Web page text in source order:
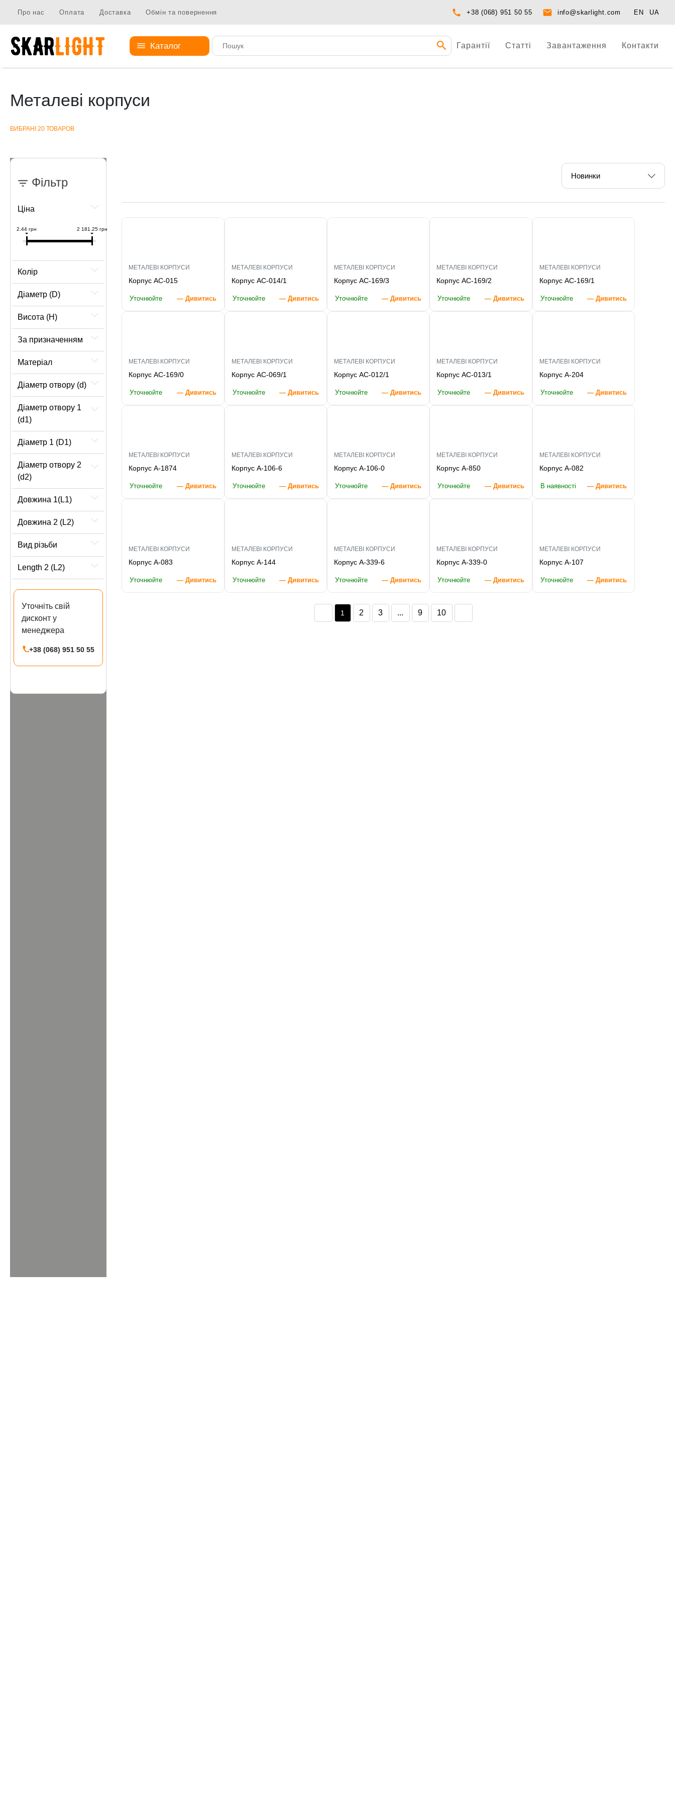
Про нас Оплата Доставка Обмін та повернення +38 (068) 951 50 55 info@skarlight.com EN UA
Каталог Гарантії Статті Завантаження Контакти
Металеві корпуси
Металеві корпуси
ВИБРАНІ 20 ТОВАРОВ
Фільтр
Ціна
2.44 грн 2 181.25 грн
Колір
Діаметр (D)
Висота (H)
За призначенням
Матеріал
Діаметр отвору (d)
Діаметр отвору 1
(d1)
Діаметр 1 (D1)
Діаметр отвору 2
(d2)
Довжина 1(L1)
Довжина 2 (L2)
Вид різьби
Length 2 (L2)
Уточніть свій
дисконт у
менеджера
+38 (068) 951 50 55
МЕТАЛЕВІ КОРПУСИ
Корпус AC-015
Уточнюйте — Дивитись
МЕТАЛЕВІ КОРПУСИ
Корпус AC-014/1
Уточнюйте — Дивитись
МЕТАЛЕВІ КОРПУСИ
Корпус AC-169/3
Уточнюйте — Дивитись
МЕТАЛЕВІ КОРПУСИ
Корпус AC-169/2
Уточнюйте — Дивитись
МЕТАЛЕВІ КОРПУСИ
Корпус AC-169/1
Уточнюйте — Дивитись
МЕТАЛЕВІ КОРПУСИ
Корпус AC-169/0
Уточнюйте — Дивитись
МЕТАЛЕВІ КОРПУСИ
Корпус AC-069/1
Уточнюйте — Дивитись
МЕТАЛЕВІ КОРПУСИ
Корпус AC-012/1
Уточнюйте — Дивитись
МЕТАЛЕВІ КОРПУСИ
Корпус AC-013/1
Уточнюйте — Дивитись
МЕТАЛЕВІ КОРПУСИ
Корпус A-204
Уточнюйте — Дивитись
МЕТАЛЕВІ КОРПУСИ
Корпус A-1874
Уточнюйте — Дивитись
МЕТАЛЕВІ КОРПУСИ
Корпус A-106-6
Уточнюйте — Дивитись
МЕТАЛЕВІ КОРПУСИ
Корпус A-106-0
Уточнюйте — Дивитись
МЕТАЛЕВІ КОРПУСИ
Корпус A-850
Уточнюйте — Дивитись
МЕТАЛЕВІ КОРПУСИ
Корпус A-082
В наявності — Дивитись
МЕТАЛЕВІ КОРПУСИ
Корпус A-083
Уточнюйте — Дивитись
МЕТАЛЕВІ КОРПУСИ
Корпус A-144
Уточнюйте — Дивитись
МЕТАЛЕВІ КОРПУСИ
Корпус A-339-6
Уточнюйте — Дивитись
МЕТАЛЕВІ КОРПУСИ
Корпус A-339-0
Уточнюйте — Дивитись
МЕТАЛЕВІ КОРПУСИ
Корпус A-107
Уточнюйте — Дивитись
1 2 3 ... 9 10